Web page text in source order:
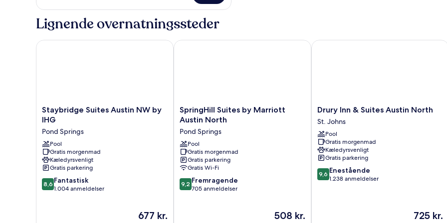
Studio
Hearing
Non-
Lignende overnatningssteder
Staybridge
Suites
NW
by
IHG
Pond
Springs
Staybridge Suites Austin NW by
IHG
Pond Springs
Pool
Gratis morgenmad
Kæledyrsvenligt
Gratis parkering
8.6
ud
8,6 Fantastisk
1.004 anmeldelser
Prisen
677 kr.
Staybridge Suites Austin NW by IHG
SpringHill
Suites
Marriott
Austin
North
Pond
Springs
SpringHill Suites by Marriott
Austin North
Pond Springs
Pool
Gratis morgenmad
Gratis parkering
Gratis Wi-Fi
9.2
ud
9,2 Fremragende
705 anmeldelser
Prisen
508 kr.
SpringHill Suites by Marriott Austin North
Drury
Inn
&
Suites
Austin
North
St.
Johns
Drury Inn & Suites Austin North
St. Johns
Pool
Gratis morgenmad
Kæledyrsvenligt
Gratis parkering
9.6
ud
9,6 Enestående
1.238 anmeldelser
Prisen
725 kr.
Drury Inn & Suites Austin North